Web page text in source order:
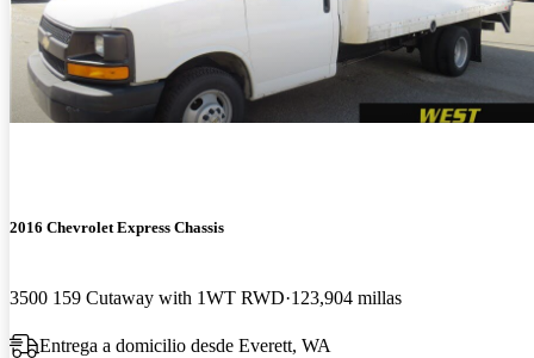
2016 Chevrolet Express Chassis
3500 159 Cutaway with 1WT RWD 123,904 millas
Entrega a domicilio desde Everett, WA